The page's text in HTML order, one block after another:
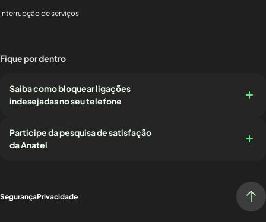
Interrupção de serviços
Fique por dentro
Saiba como bloquear ligações
indesejadas no seu telefone
Participe da pesquisa de satisfação
da Anatel
SegurançaPrivacidade